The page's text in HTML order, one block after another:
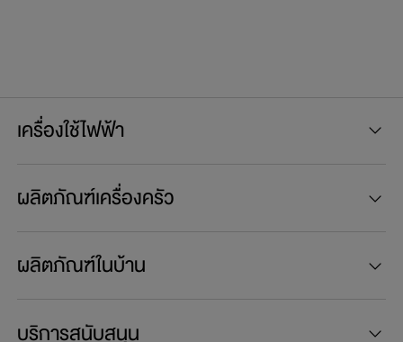
เครื่องใช้ไฟฟ้า
ผลิตภัณฑ์เครื่องครัว
ผลิตภัณฑ์ในบ้าน
บริการสนับสนุน